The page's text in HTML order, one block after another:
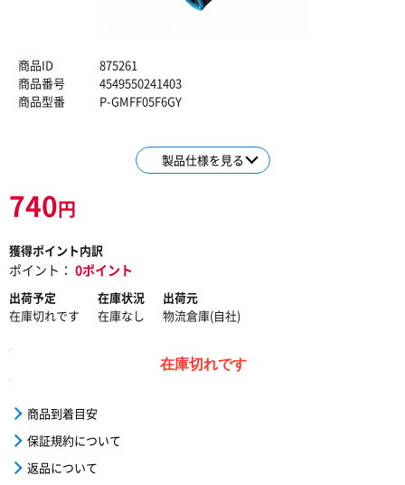
商品ID
875261
商品番号
4549550241403
商品型番
P-GMFF05F6GY
製品仕様を見る
740円
獲得ポイント内訳
ポイント： 0ポイント
出荷予定
在庫切れです
在庫状況
在庫なし
出荷元
物流倉庫(自社)
在庫切れです
商品到着目安
保証規約について
返品について